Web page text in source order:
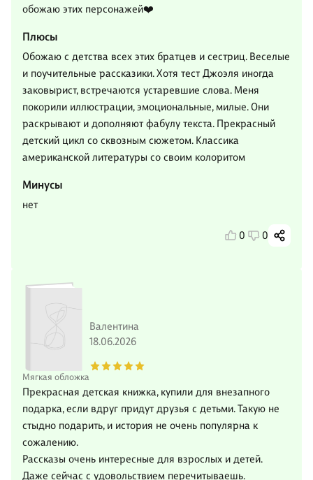
обожаю этих персонажей❤️
Плюсы
Обожаю с детства всех этих братцев и сестриц. Веселые
и поучительные рассказики. Хотя тест Джоэля иногда
заковырист, встречаются устаревшие слова. Меня
покорили иллюстрации, эмоциональные, милые. Они
раскрывают и дополняют фабулу текста. Прекрасный
детский цикл со сквозным сюжетом. Классика
американской литературы со своим колоритом
Минусы
нет
0 0
Мягкая обложка
Валентина
18.06.2026
Прекрасная детская книжка, купили для внезапного
подарка, если вдруг придут друзья с детьми. Такую не
стыдно подарить, и история не очень популярна к
сожалению.
Рассказы очень интересные для взрослых и детей.
Даже сейчас с удовольствием перечитываешь.